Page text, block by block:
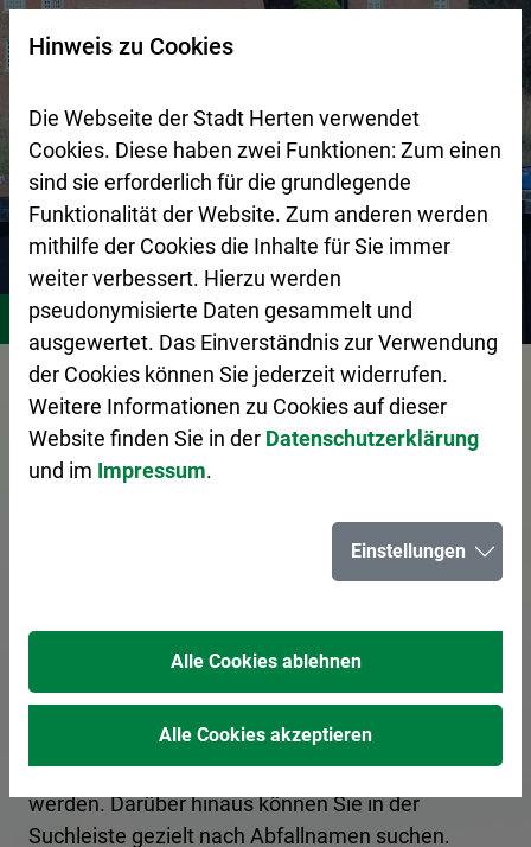
Zur Startseite (Schnelltaste 0)
Zum Seitenanfang springen (Schnelltaste A)
Zur Navigation/Menü springen (Schnelltaste M)
Zur Suche springen (Schnelltaste 8)
Zum Inhalt springen (Schnelltaste I)
Zum Fußbereich springen (Schnelltaste Z)
Stadtgestaltung Zentraler Betriebshof Herten (ZBH)
Vorlesen
Das Abfall-ABC
Hier erhalten Sie Informationen zur korrekten
Entsorgung von Abfällen. Ein Kategoriefilter
sortiert die Begriffe nach Entsorgungsart, und es
kann nach den Anfangsbuchstaben gefiltert
werden. Darüber hinaus können Sie in der
Suchleiste gezielt nach Abfallnamen suchen.
Suchseite mit Schnellsuche
Hinweis zu Cookies
Die Webseite der Stadt Herten verwendet
Cookies. Diese haben zwei Funktionen: Zum einen
sind sie erforderlich für die grundlegende
Funktionalität der Website. Zum anderen werden
mithilfe der Cookies die Inhalte für Sie immer
weiter verbessert. Hierzu werden
pseudonymisierte Daten gesammelt und
ausgewertet. Das Einverständnis zur Verwendung
der Cookies können Sie jederzeit widerrufen.
Weitere Informationen zu Cookies auf dieser
Website finden Sie in der Datenschutzerklärung
und im Impressum.
Einstellungen
Alle Cookies ablehnen
Alle Cookies akzeptieren